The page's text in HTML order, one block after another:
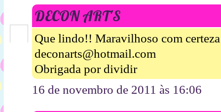
DECON ART'S
Que lindo!! Maravilhoso com
deconarts@hotmail.com
Obrigada por dividir
16 de novembro de 2011 às 16:06